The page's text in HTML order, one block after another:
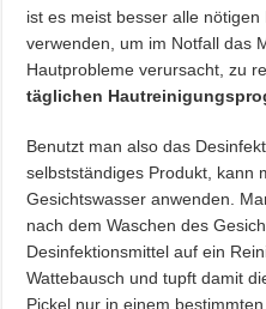
ist es meist besser alle
verwenden, um im Notfall das
Hautprobleme verursacht, zu
täglichen
Benutzt man also das
selbstständiges Produkt, kann
Gesichtswasser anwenden.
nach dem Waschen des
Desinfektionsmittel auf ein
Wattebausch und tupft damit
Pickel nur in einem